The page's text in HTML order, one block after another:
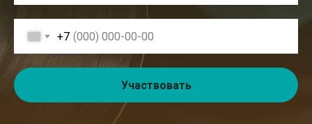
+7
Участвовать